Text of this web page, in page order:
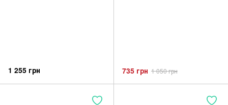
1 255 грн 735 грн 1 050 грн